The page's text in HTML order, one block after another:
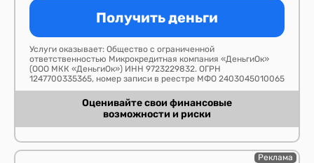
Получить деньги
Услуги оказывает: Общество с ограниченной
ответственностью Микрокредитная компания «ДеньгиОк»
(ООО МКК «ДеньгиОк») ИНН 9723229832. ОГРН
1247700335365, номер записи в реестре МФО 2403045010065
Оценивайте свои финансовые
возможности и риски
Реклама